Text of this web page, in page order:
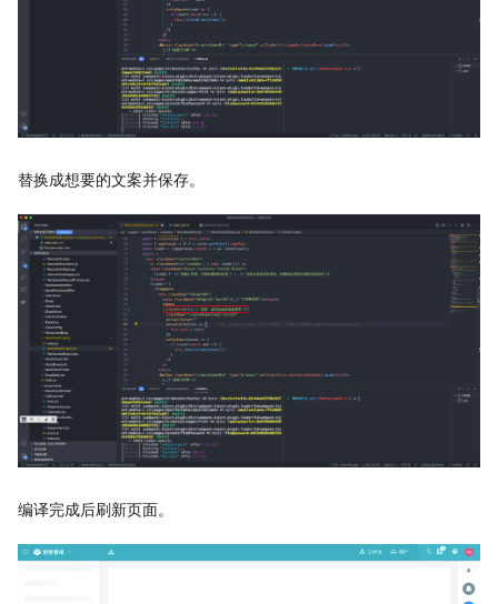
替换成想要的文案并保存。
编译完成后刷新页面。